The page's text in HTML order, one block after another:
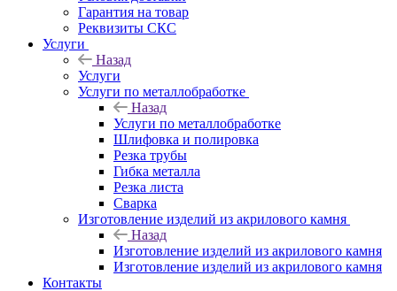
Гарантия на товар
Реквизиты СКС
Услуги
Назад
Услуги
Услуги по металлобработке
Назад
Услуги по металлобработке
Шлифовка и полировка
Резка трубы
Гибка металла
Резка листа
Сварка
Изготовление изделий из акрилового камня
Назад
Изготовление изделий из акрилового камня
Изготовление изделий из акрилового камня
Контакты